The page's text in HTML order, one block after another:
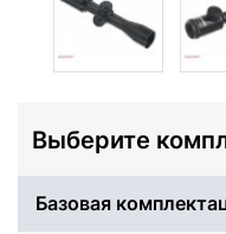
Выберите
Базовая